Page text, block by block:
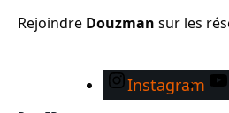
Rejoindre Douzman sur les
Instagram